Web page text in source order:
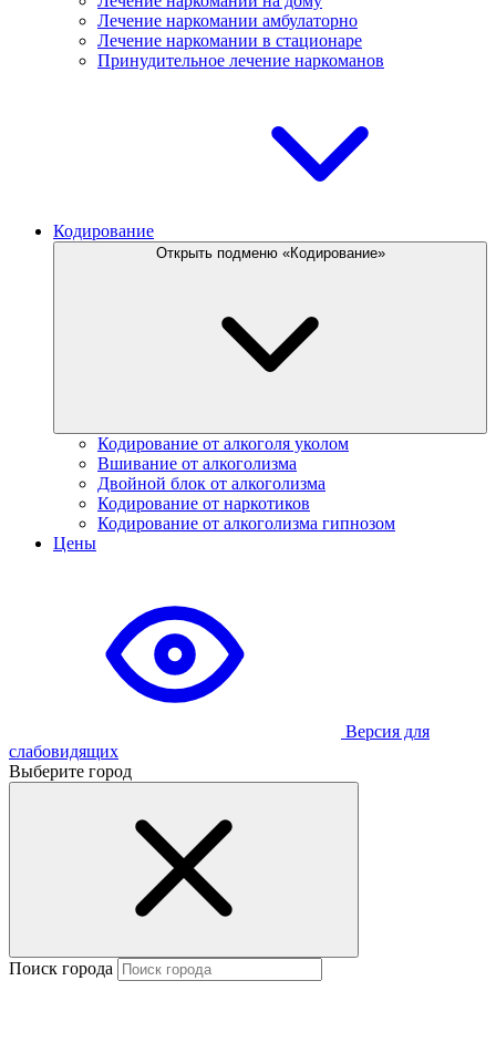
Лечение наркомании амбулаторно
Лечение наркомании в стационаре
Принудительное лечение наркоманов
Кодирование
Открыть подменю «Кодирование»
Кодирование от алкоголя уколом
Вшивание от алкоголизма
Двойной блок от алкоголизма
Кодирование от наркотиков
Кодирование от алкоголизма гипнозом
Цены
Версия для
слабовидящих
Выберите город
Поиск города